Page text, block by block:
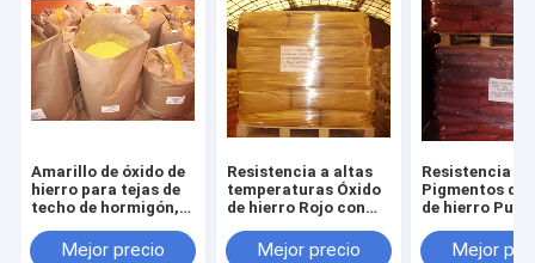
Amarillo de óxido de
hierro para tejas de
techo de hormigón,
plásticos y
Mejor precio
Resistencia a altas
temperaturas Óxido
de hierro Rojo con
hasta 1000 °C
Mejor precio
Resistencia
Pigmentos de
de hierro
α-Fe2O3 Clase
Mejor